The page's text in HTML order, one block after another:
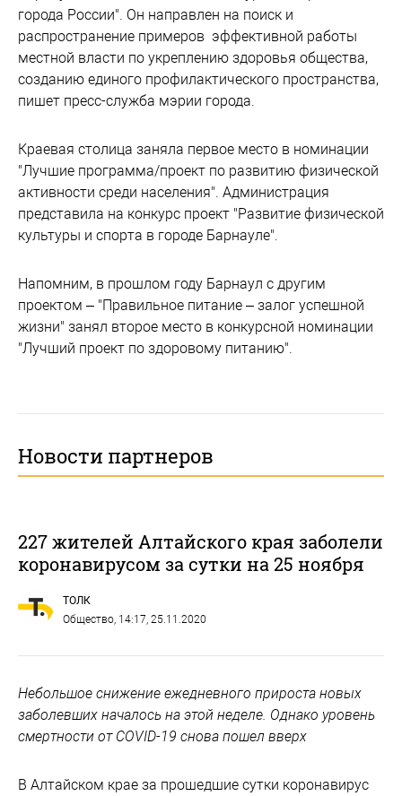
города России". Он направлен на поиск и
распространение примеров эффективной работы
местной власти по укреплению здоровья общества,
созданию единого профилактического пространства,
пишет пресс-служба мэрии города.
Краевая столица заняла первое место в номинации
"Лучшие программа/проект по развитию физической
активности среди населения". Администрация
представила на конкурс проект "Развитие физической
культуры и спорта в городе Барнауле".
Напомним, в прошлом году Барнаул с другим
проектом – "Правильное питание – залог успешной
жизни" занял второе место в конкурсной номинации
"Лучший проект по здоровому питанию".
Новости партнеров
227 жителей Алтайского края заболели
коронавирусом за сутки на 25 ноября
ТОЛК
Общество , 14:17, 25.11.2020
Небольшое снижение ежедневного прироста новых
заболевших началось на этой неделе. Однако уровень
смертности от COVID-19 снова пошел вверх
В Алтайском крае за прошедшие сутки коронавирус